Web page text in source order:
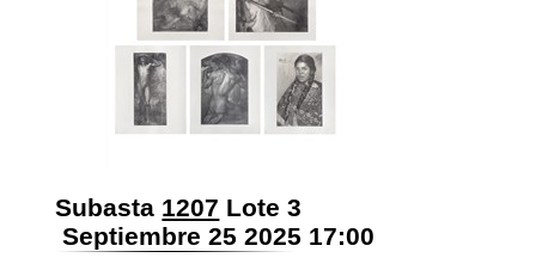
Subasta 1207 Lote 3
Septiembre 25 2025 17:00